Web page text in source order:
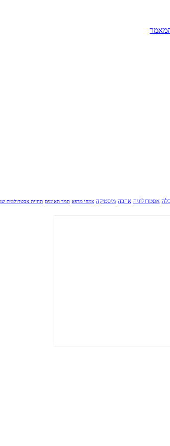
אסטרולוגיה אהבה מיסטיקה צמחי מרפא תמר תאומים תחזית אסטרולוגית